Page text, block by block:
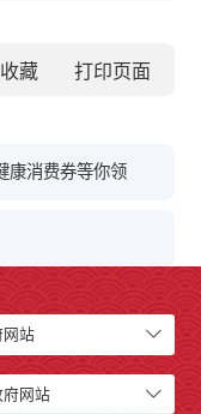
收藏
康消费券等你领
网站
府网站